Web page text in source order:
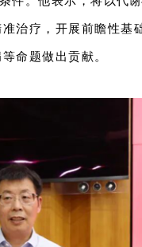
治疗，开展前瞻性基
命题做出贡献。